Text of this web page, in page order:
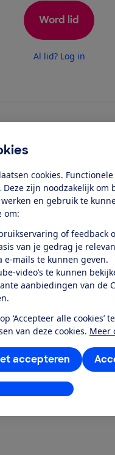
cookies.
Deze zijn noodzakelijk
en gebruik te
om:
of feedback
van je gedrag je
e-mails te kunnen geven.
video’s te kunnen
aanbiedingen van de
‘Accepteer alle
van deze cookies. Meer
accepteren
aanpassen
Word lid
Al lid? Log in
schuimvulling met
door? Wij